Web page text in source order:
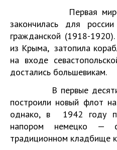
Первая мировая
закончилась для
гражданской (1918-
из Крыма, затопила
на входе
достались большевикам.
В первые
построили новый флот
однако, в 1942 году
напором немецко —
традиционном кладбище